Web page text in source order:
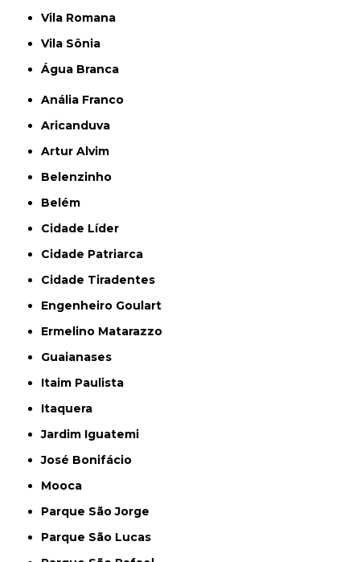
Vila Romana
Vila Sônia
Água Branca
Anália Franco
Aricanduva
Artur Alvim
Belenzinho
Belém
Cidade Líder
Cidade Patriarca
Cidade Tiradentes
Engenheiro Goulart
Ermelino Matarazzo
Guaianases
Itaim Paulista
Itaquera
Jardim Iguatemi
José Bonifácio
Mooca
Parque São Jorge
Parque São Lucas